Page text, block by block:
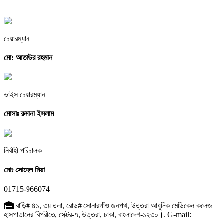
চেয়ারম্যান
মো: আতাউর রহমান
ভাইস চেয়ারম্যান
মোসাঃ রুমানা ইসলাম
নির্বাহী পরিচালক
মোঃ সোহেল মিয়া
01715-966074
বাড়ি# ৪১, ৩য় তলা, রোড# সোনারগাঁও জনপথ, উত্তরা আধুনিক মেডিকেল কলেজ
হাসপাতালের বিপরীতে, সেক্টর-৭, উত্তরা, ঢাকা, বাংলাদেশ-১২৩০।. G-mail: